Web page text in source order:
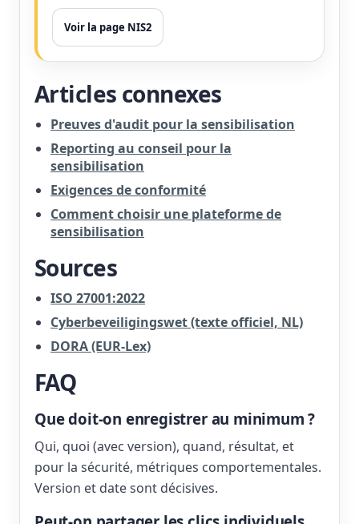
Voir la page NIS2
Articles connexes
Preuves d'audit pour la sensibilisation
Reporting au conseil pour la
sensibilisation
Exigences de conformité
Comment choisir une plateforme de
sensibilisation
Sources
ISO 27001:2022
Cyberbeveiligingswet (texte officiel, NL)
DORA (EUR-Lex)
FAQ
Que doit-on enregistrer au minimum ?
Qui, quoi (avec version), quand, résultat, et
pour la sécurité, métriques comportementales.
Version et date sont décisives.